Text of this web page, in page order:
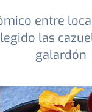
entre
las
galardón